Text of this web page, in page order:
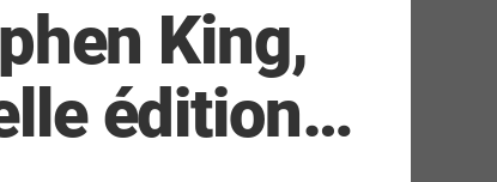
King,
édition…